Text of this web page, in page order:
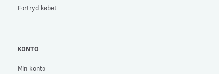
Fortryd købet
KONTO
Min konto